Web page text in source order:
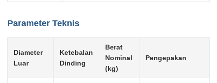
Parameter Teknis
Diameter
Luar
Ketebalan
Dinding
Berat
Nominal
(kg)
Pengepakan